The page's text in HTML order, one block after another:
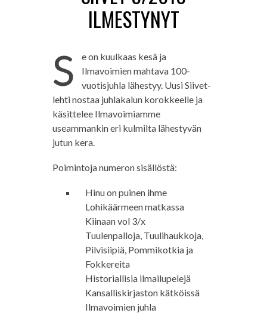
ILMESTYNYT
S
e on kuulkaas kesä ja
Ilmavoimien mahtava 100-
vuotisjuhla lähestyy. Uusi Siivet-
lehti nostaa juhlakalun korokkeelle ja
käsittelee Ilmavoimiamme
useammankin eri kulmilta lähestyvän
jutun kera.
Poimintoja numeron sisällöstä:
Hinu on puinen ihme
Lohikäärmeen matkassa
Kiinaan vol 3/x
Tuulenpalloja, Tuulihaukkoja,
Pilvisiipiä, Pommikotkia ja
Fokkereita
Historiallisia ilmailupelejä
Kansalliskirjaston kätköissä
Ilmavoimien juhla